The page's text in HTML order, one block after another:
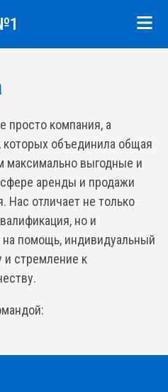
просто компания, а
объединила общая
максимально выгодные и
аренды и продажи
Нас отличает не только
но и
на помощь, индивидуальный
и стремление к